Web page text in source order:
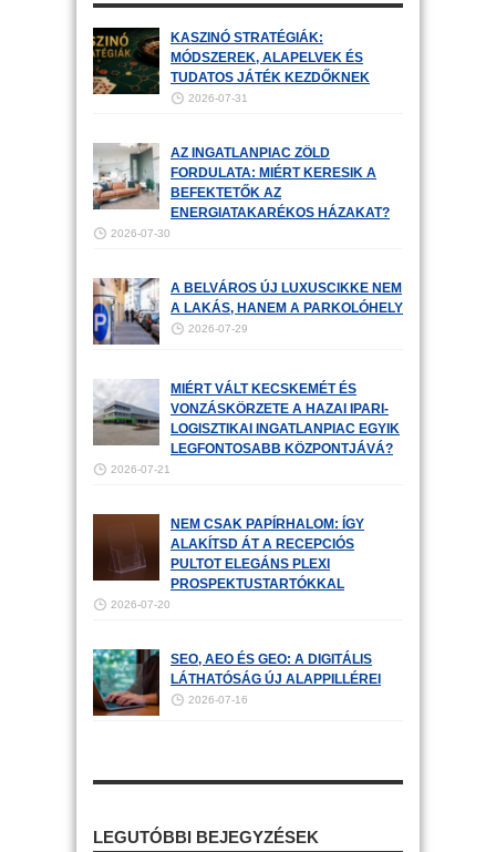
KASZINÓ STRATÉGIÁK:
MÓDSZEREK, ALAPELVEK ÉS
TUDATOS JÁTÉK KEZDŐKNEK
2026-07-31
AZ INGATLANPIAC ZÖLD
FORDULATA: MIÉRT KERESIK A
BEFEKTETŐK AZ
ENERGIATAKARÉKOS HÁZAKAT?
2026-07-30
A BELVÁROS ÚJ LUXUSCIKKE NEM
A LAKÁS, HANEM A PARKOLÓHELY
2026-07-29
MIÉRT VÁLT KECSKEMÉT ÉS
VONZÁSKÖRZETE A HAZAI IPARI-
LOGISZTIKAI INGATLANPIAC EGYIK
LEGFONTOSABB KÖZPONTJÁVÁ?
2026-07-21
NEM CSAK PAPÍRHALOM: ÍGY
ALAKÍTSD ÁT A RECEPCIÓS
PULTOT ELEGÁNS PLEXI
PROSPEKTUSTARTÓKKAL
2026-07-20
SEO, AEO ÉS GEO: A DIGITÁLIS
LÁTHATÓSÁG ÚJ ALAPPILLÉREI
2026-07-16
LEGUTÓBBI BEJEGYZÉSEK